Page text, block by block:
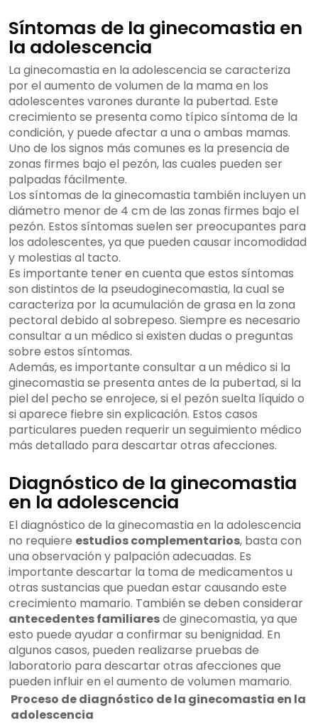
Síntomas de la ginecomastia en
la adolescencia
La ginecomastia en la adolescencia se caracteriza
por el aumento de volumen de la mama en los
adolescentes varones durante la pubertad. Este
crecimiento se presenta como típico síntoma de la
condición, y puede afectar a una o ambas mamas.
Uno de los signos más comunes es la presencia de
zonas firmes bajo el pezón, las cuales pueden ser
palpadas fácilmente.
Los síntomas de la ginecomastia también incluyen un
diámetro menor de 4 cm de las zonas firmes bajo el
pezón. Estos síntomas suelen ser preocupantes para
los adolescentes, ya que pueden causar incomodidad
y molestias al tacto.
Es importante tener en cuenta que estos síntomas
son distintos de la pseudoginecomastia, la cual se
caracteriza por la acumulación de grasa en la zona
pectoral debido al sobrepeso. Siempre es necesario
consultar a un médico si existen dudas o preguntas
sobre estos síntomas.
Además, es importante consultar a un médico si la
ginecomastia se presenta antes de la pubertad, si la
piel del pecho se enrojece, si el pezón suelta líquido o
si aparece fiebre sin explicación. Estos casos
particulares pueden requerir un seguimiento médico
más detallado para descartar otras afecciones.
Diagnóstico de la ginecomastia
en la adolescencia
El diagnóstico de la ginecomastia en la adolescencia
no requiere estudios complementarios, basta con
una observación y palpación adecuadas. Es
importante descartar la toma de medicamentos u
otras sustancias que puedan estar causando este
crecimiento mamario. También se deben considerar
antecedentes familiaresde ginecomastia, ya que
esto puede ayudar a confirmar su benignidad. En
algunos casos, pueden realizarse pruebas de
laboratorio para descartar otras afecciones que
pueden influir en el aumento de volumen mamario.
Proceso de diagnóstico de la ginecomastia en la
adolescencia